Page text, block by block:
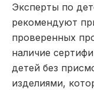
Эксперты по
рекомендуют
проверенных
наличие
детей без
изделиями,